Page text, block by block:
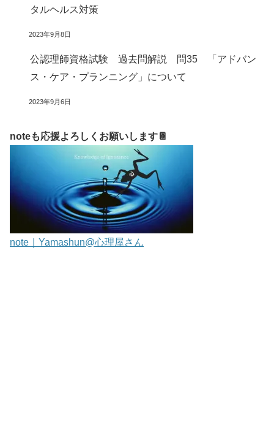
タルヘルス対策
2023年9月8日
公認理師資格試験 過去問解説 問35 「アドバン
ス・ケア・プランニング」について
2023年9月6日
noteも応援よろしくお願いします📔
note｜Yamashun@心理屋さん